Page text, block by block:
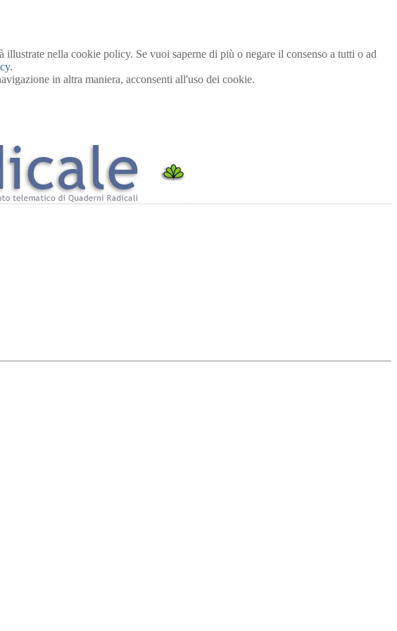
nella cookie policy. Se vuoi saperne di più o negare il consenso a tutti o ad
.
in altra maniera, acconsenti all'uso dei cookie.